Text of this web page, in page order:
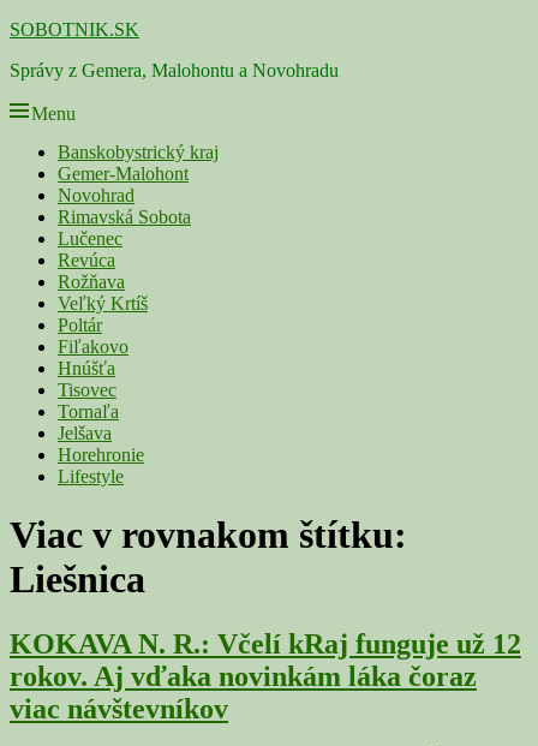
Skip
content
SOBOTNIK.SK
Správy z Gemera, Malohontu a Novohradu
Menu
Primárne
menu
Banskobystrický kraj
Gemer-Malohont
Novohrad
Rimavská Sobota
Lučenec
Revúca
Rožňava
Veľký Krtíš
Poltár
Fiľakovo
Hnúšťa
Tisovec
Tornaľa
Jelšava
Horehronie
Lifestyle
Viac v rovnakom štítku:
Liešnica
KOKAVA N. R.: Včelí kRaj funguje už 12
rokov. Aj vďaka novinkám láka čoraz
viac návštevníkov